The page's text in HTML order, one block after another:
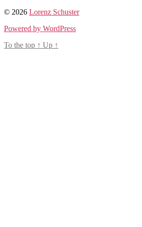
© 2026 Lorenz Schuster
Powered by WordPress
To the top ↑ Up ↑